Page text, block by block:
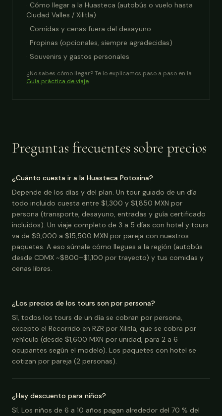
· Cómo llegar a la Huasteca (autobús o vuelo hasta
Ciudad Valles / Xilitla)
· Comidas y cenas fuera del desayuno
· Propinas (opcionales, siempre agradecidas)
· Souvenirs y gastos personales
¿No sabes cómo llegar? Te lo explicamos paso a paso en la
Guía práctica de viaje.
Preguntas frecuentes sobre precios
¿Cuánto cuesta ir a la Huasteca Potosina?
Depende de los días y del plan. Un tour guiado de un día
todo incluido cuesta entre $1,300 y $1,850 MXN por
persona (transporte, desayuno, entradas y guía certificado
incluidos). Un viaje completo de 3 a 5 días con hotel y tours
va de $9,000 a $15,500 MXN por pareja con nuestros
paquetes. A eso súmale cómo llegues a la región (autobús
desde CDMX ~$800–$1,100 por trayecto) y tus comidas y
cenas libres.
¿Los precios de los tours son por persona?
Sí, todos los tours de un día se cobran por persona,
excepto el Recorrido en RZR por Xilitla, que se cobra por
vehículo (desde $1,600 MXN por unidad, para 2 a 6
ocupantes según el modelo). Los paquetes con hotel se
cotizan por pareja (2 personas).
¿Hay descuento para niños?
Sí. Los niños de 6 a 10 años pagan alrededor del 70 % del